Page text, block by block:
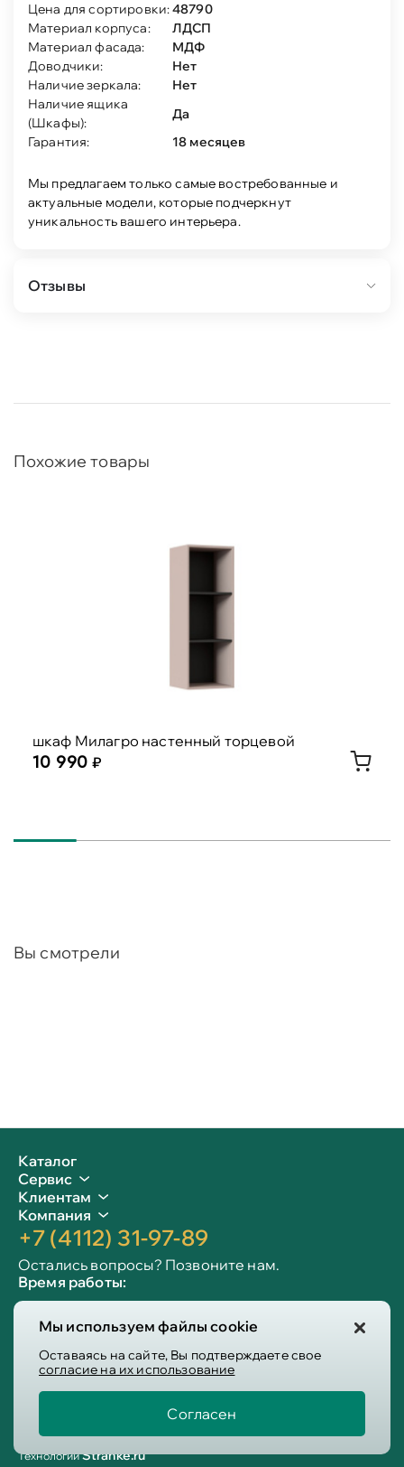
Мы используем файлы cookie
Оставаясь на сайте, Вы подтверждаете свое
согласие на их использование
Согласен
Цена для сортировки:48790
Материал корпуса:
ЛДСП
Материал фасада:
МДФ
Доводчики:
Нет
Наличие зеркала:
Нет
Наличие ящика
(Шкафы):
Да
Гарантия:
18 месяцев
Мы предлагаем только самые востребованные и
актуальные модели, которые подчеркнут
уникальность вашего интерьера.
Отзывы
Похожие товары
шкаф Милагро настенный торцевой
10 990
Вы смотрели
Каталог
Сервис
Клиентам
Компания
+7 (4112) 31-97-89
Остались вопросы? Позвоните нам.
Время работы:
Сб-вс: 10:00 - 19:00
Info@victoria-mebel.ru
Пользовательское соглашение
ТехнологииStranke.ru